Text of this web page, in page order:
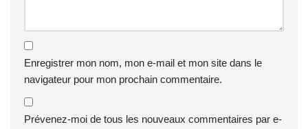
Enregistrer mon nom, mon e-mail et mon site dans le
navigateur pour mon prochain commentaire.
Prévenez-moi de tous les nouveaux commentaires par e-